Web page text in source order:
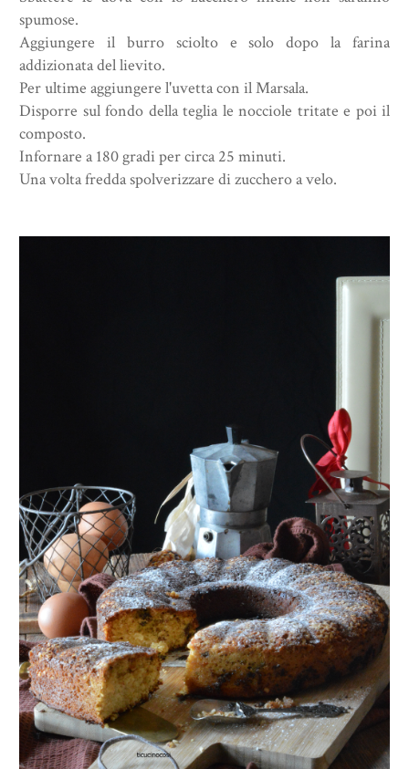
spumose.
Aggiungere il burro sciolto e solo dopo la farina
addizionata del lievito.
Per ultime aggiungere l'uvetta con il Marsala.
Disporre sul fondo della teglia le nocciole tritate e poi il
composto.
Infornare a 180 gradi per circa 25 minuti.
Una volta fredda spolverizzare di zucchero a velo.